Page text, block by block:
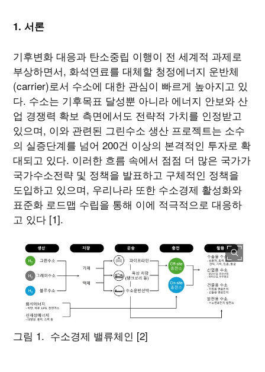
1. 서론
기후변화 대응과 탄소중립 이행이 전 세계적 과제로
부상하면서, 화석연료를 대체할 청정에너지 운반체
(carrier)로서 수소에 대한 관심이 빠르게 높아지고 있
다. 수소는 기후목표 달성뿐 아니라 에너지 안보와 산
업 경쟁력 확보 측면에서도 전략적 가치를 인정받고
있으며, 이와 관련된 그린수소 생산 프로젝트는 소수
의 실증단계를 넘어 200건 이상의 본격적인 투자로 확
대되고 있다. 이러한 흐름 속에서 점점 더 많은 국가가
국가수소전략 및 정책을 발표하고 구체적인 정책을
도입하고 있으며, 우리나라 또한 수소경제 활성화와
표준화 로드맵 수립을 통해 이에 적극적으로 대응하
고 있다 [1].
그림 1. 수소경제 밸류체인 [2]